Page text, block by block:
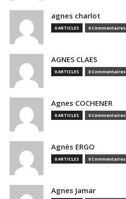
agnes charlot
0 ARTICLES 0 Commentaires
AGNES CLAES
0 ARTICLES 0 Commentaires
Agnes COCHENER
0 ARTICLES 0 Commentaires
Agnès ERGO
0 ARTICLES 0 Commentaires
Agnes Jamar